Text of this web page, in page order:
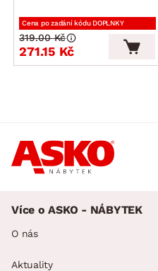
Cena po zadání kódu DOPLNKY
271.15 Kč
319.00 Kč
Více o ASKO - NÁBYTEK
O nás
Aktuality